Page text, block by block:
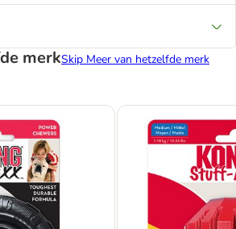
merkSkip Meer van hetzelfde merk